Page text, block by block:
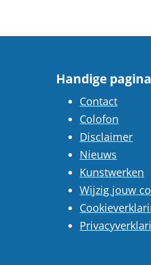
Handige
Contact
Colofon
Disclaimer
Nieuws
Kunstwerken
Wijzig jouw